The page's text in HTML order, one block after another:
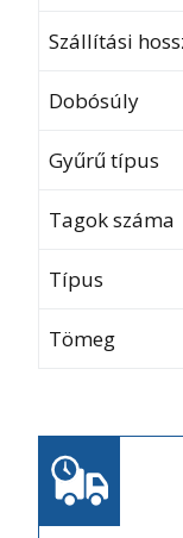
Szállítási
Dobósúly
Gyűrű típus
Tagok száma
Típus
Tömeg